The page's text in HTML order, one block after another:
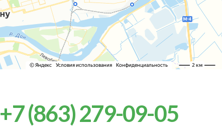
+7 (863) 279-09-05